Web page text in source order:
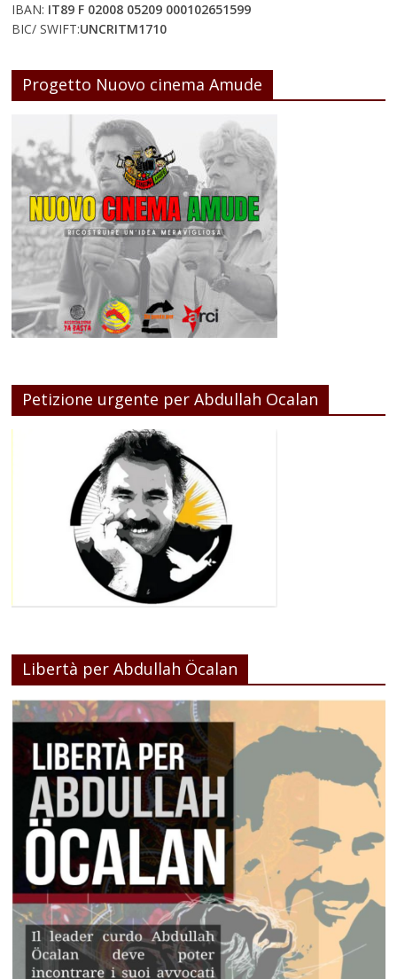
IBAN: IT89 F 02008 05209 000102651599
BIC/ SWIFT:UNCRITM1710
Progetto Nuovo cinema Amude
Petizione urgente per Abdullah Ocalan
Libertà per Abdullah Öcalan